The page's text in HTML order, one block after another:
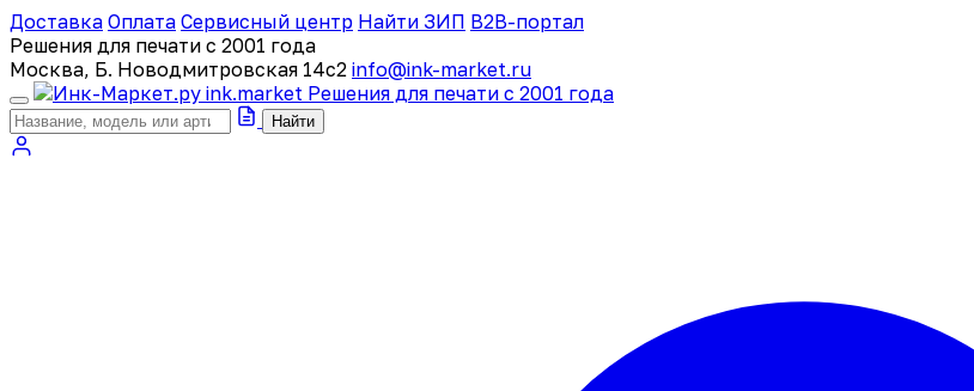
Доставка Оплата Сервисный центр Найти ЗИП B2B-портал
Решения для печати с 2001 года
Москва, Б. Новодмитровская 14с2 info@ink-market.ru
ink.market Решения для печати с 2001 года
Найти